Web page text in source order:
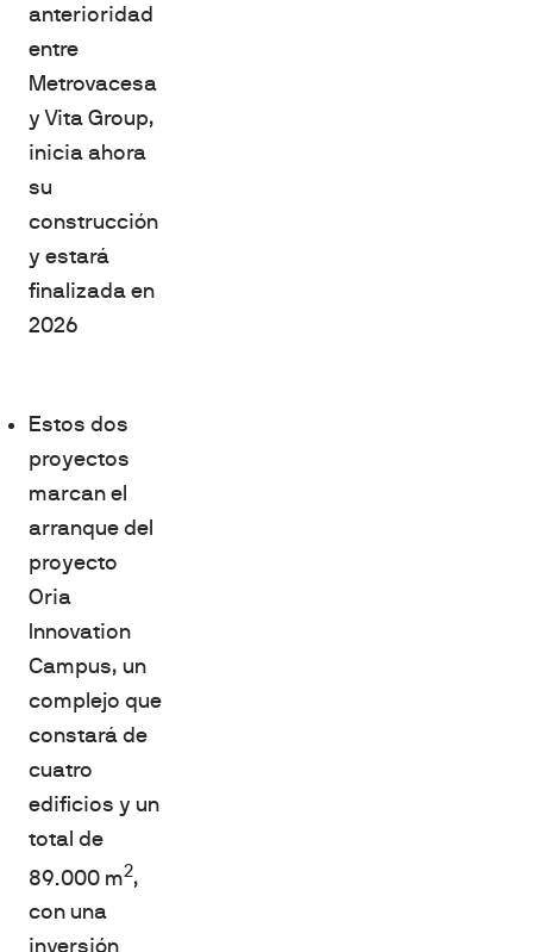
anterioridad
entre
Metrovacesa
y Vita Group,
inicia ahora
su
construcción
y estará
finalizada en
2026
Estos dos
proyectos
marcan el
arranque del
proyecto
Oria
Innovation
Campus, un
complejo que
constará de
cuatro
edificios y un
total de
89.000 m2,
con una
inversión